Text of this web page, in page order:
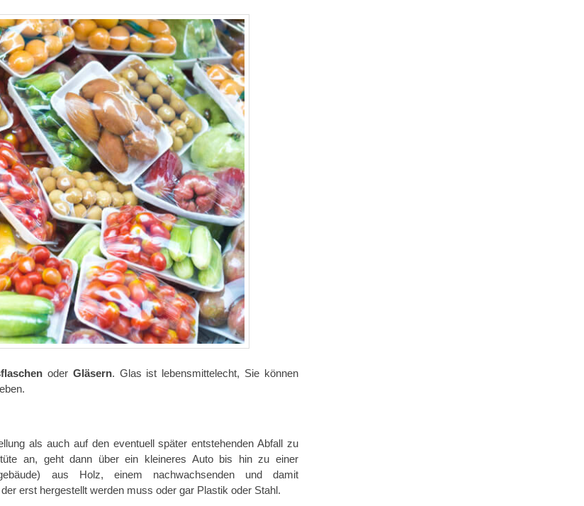
oder Gläsern. Glas ist lebensmittelecht, Sie können
als auch auf den eventuell später entstehenden Abfall zu
an, geht dann über ein kleineres Auto bis hin zu einer
aus Holz, einem nachwachsenden und damit
erst hergestellt werden muss oder gar Plastik oder Stahl.